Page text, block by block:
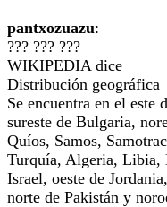
pantxozuazu:
??? ??? ???
WIKIPEDIA dice
Distribución geográfica
Se encuentra en el este
sureste de Bulgaria,
Quíos, Samos,
Turquía, Algeria, Libia,
Israel, oeste de
norte de Pakistán y